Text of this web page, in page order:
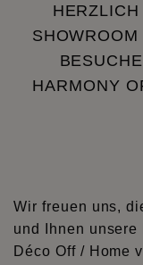
HARMONY
Wir freuen uns,
und Ihnen
Déco Off / Home